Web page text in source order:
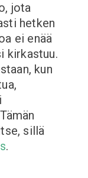
jota
hetken
ei enää
kirkastuu.
kun
sillä
.